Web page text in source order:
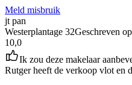
Meld misbruik
jt pan
Westerplantage 32Geschreven op
10,0
Ik zou deze makelaar
Rutger heeft de verkoop vlot en